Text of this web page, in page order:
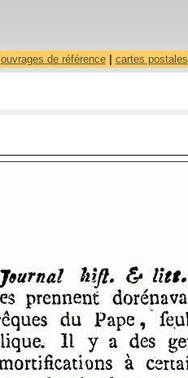
ouvrages de référence| cartes postales